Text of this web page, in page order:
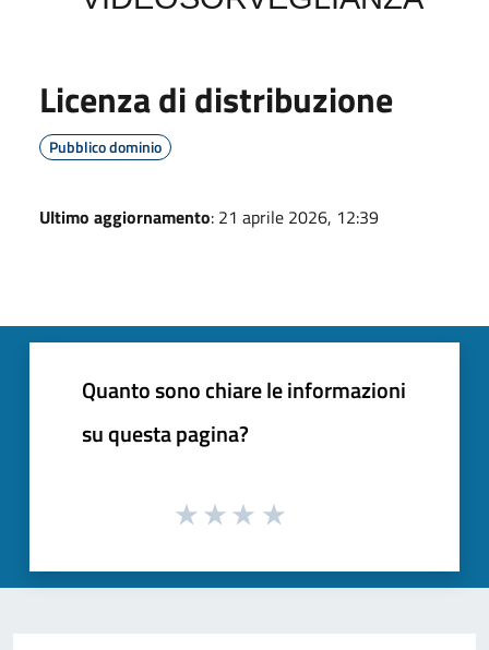
Licenza di distribuzione
Pubblico dominio
Ultimo aggiornamento: 21 aprile 2026, 12:39
Quanto sono chiare le informazioni
su questa pagina?